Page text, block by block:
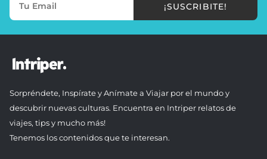
¡SUSCRIBITE!
Sorpréndete, Inspírate y Anímate a Viajar por el mundo y
descubrir nuevas culturas. Encuentra en Intriper relatos de
viajes, tips y mucho más!
Tenemos los contenidos que te interesan.